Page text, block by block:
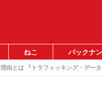
ねこ バックナ
由とは 『トラフィッキング・デ